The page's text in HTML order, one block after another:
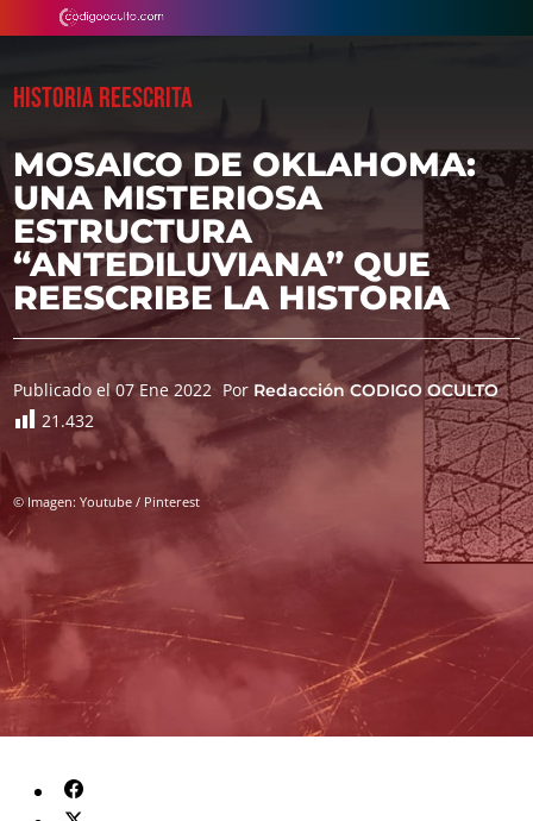
HISTORIA REESCRITA
MOSAICO DE OKLAHOMA:
UNA MISTERIOSA
ESTRUCTURA
“ANTEDILUVIANA” QUE
REESCRIBE LA HISTORIA
Publicado el 07 Ene 2022 Por Redacción CODIGO OCULTO
21.432
© Imagen: Youtube / Pinterest